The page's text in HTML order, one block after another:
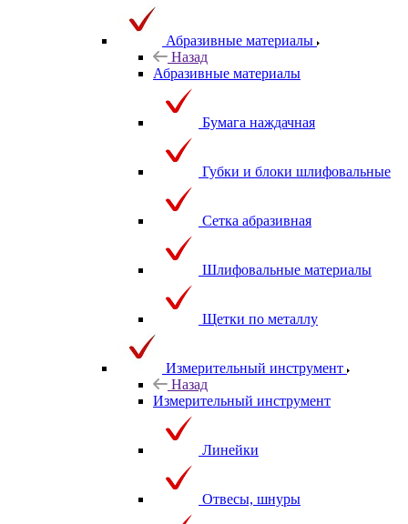
Абразивные материалы
Назад
Абразивные материалы
Бумага наждачная
Губки и блоки шлифовальные
Сетка абразивная
Шлифовальные материалы
Щетки по металлу
Измерительный инструмент
Назад
Измерительный инструмент
Линейки
Отвесы, шнуры